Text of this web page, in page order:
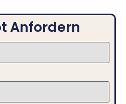
Anfordern